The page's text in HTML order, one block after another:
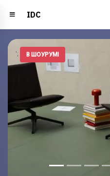
IDC
'; В ШОУРУМІ